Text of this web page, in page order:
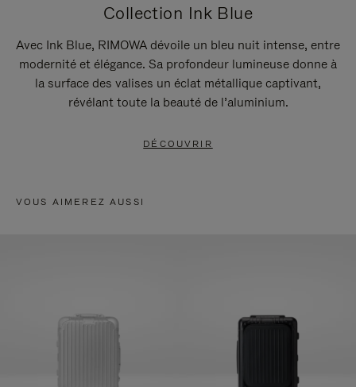
Collection Ink Blue
Avec Ink Blue, RIMOWA dévoile un bleu nuit intense, entre
modernité et élégance. Sa profondeur lumineuse donne à
la surface des valises un éclat métallique captivant,
révélant toute la beauté de l’aluminium.
DÉCOUVRIR
VOUS AIMEREZ AUSSI